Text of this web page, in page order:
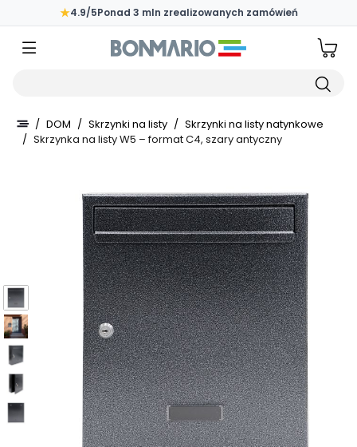
Przejdź do głównej zawartości strony
★4.9/5Ponad 3 mln zrealizowanych zamówień
/ DOM / Skrzynki na listy / Skrzynki na listy natynkowe
/ Skrzynka na listy W5 – format C4, szary antyczny